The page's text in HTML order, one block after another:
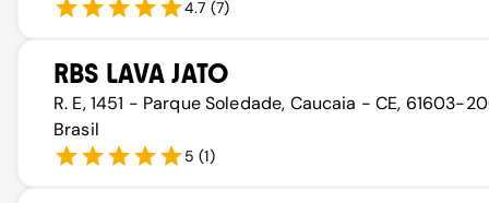
4.7 (7)
RBS LAVA JATO
R. E, 1451 - Parque Soledade, Caucaia - CE, 61603-
Brasil
5 (1)